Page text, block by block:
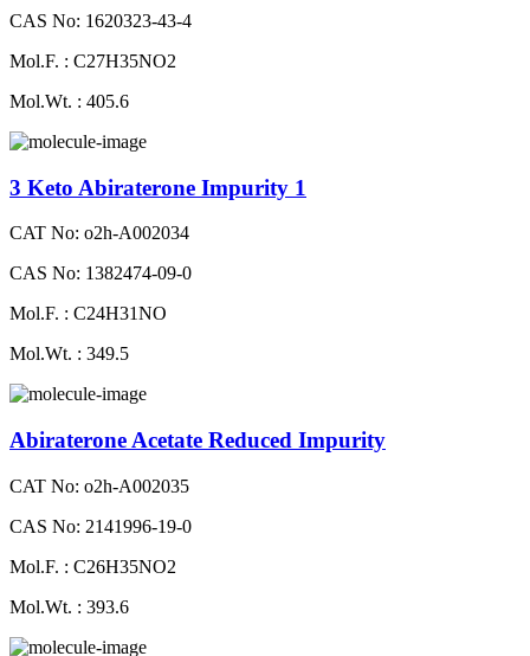
CAS No: 1620323-43-4
Mol.F. : C27H35NO2
Mol.Wt. : 405.6
3 Keto Abiraterone Impurity 1
CAT No: o2h-A002034
CAS No: 1382474-09-0
Mol.F. : C24H31NO
Mol.Wt. : 349.5
Abiraterone Acetate Reduced Impurity
CAT No: o2h-A002035
CAS No: 2141996-19-0
Mol.F. : C26H35NO2
Mol.Wt. : 393.6